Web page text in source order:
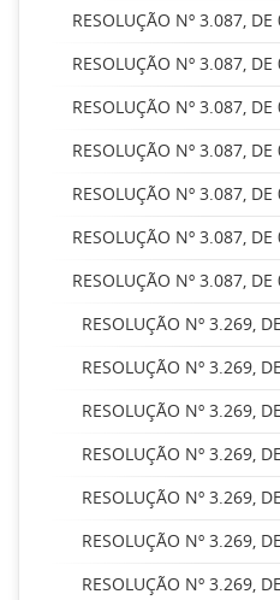
RESOLUÇÃO Nº 3.087,
RESOLUÇÃO Nº 3.087,
RESOLUÇÃO Nº 3.087,
RESOLUÇÃO Nº 3.087,
RESOLUÇÃO Nº 3.087,
RESOLUÇÃO Nº 3.087,
RESOLUÇÃO Nº 3.087,
RESOLUÇÃO Nº 3.269,
RESOLUÇÃO Nº 3.269,
RESOLUÇÃO Nº 3.269,
RESOLUÇÃO Nº 3.269,
RESOLUÇÃO Nº 3.269,
RESOLUÇÃO Nº 3.269,
RESOLUÇÃO Nº 3.269,